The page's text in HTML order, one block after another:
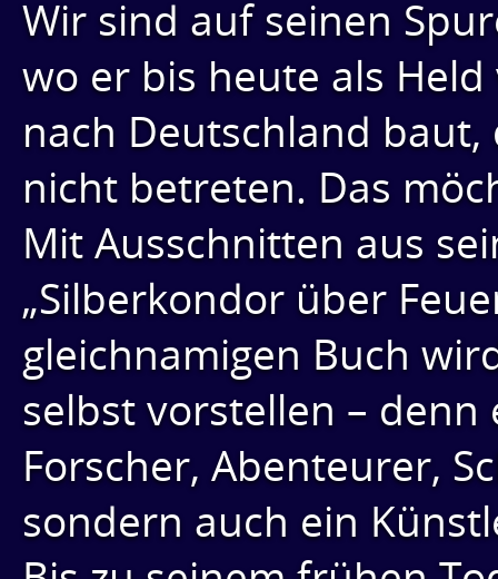
Wir sind auf seinen
wo er bis heute als
nach Deutschland
nicht betreten. Das
Mit Ausschnitten aus
„Silberkondor über
gleichnamigen Buch
selbst vorstellen –
Forscher, Abenteurer,
sondern auch ein